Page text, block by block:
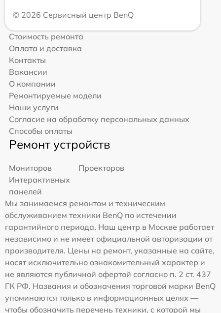
© 2026 Сервисный центр BenQ
Стоимость ремонта
Оплата и доставка
Контакты
Вакансии
О компании
Ремонтируемые модели
Наши услуги
Согласие на обработку персональных данных
Способы оплаты
Ремонт устройств
Мониторов
Проекторов
Интерактивных
панелей
Мы занимаемся ремонтом и техническим
обслуживанием техники BenQ по истечении
гарантийного периода. Наш центр в Москве работает
независимо и не имеет официальной авторизации от
производителя. Цены на ремонт, указанные на сайте,
носят исключительно ознакомительный характер и
не являются публичной офертой согласно п. 2 ст. 437
ГК РФ. Названия и обозначения торговой марки BenQ
упоминаются только в информационных целях —
чтобы обозначить перечень техники, с которой мы